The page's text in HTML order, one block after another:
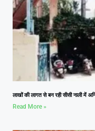
लाखों की लागत से बन रही सीसी नाली में
Read More »